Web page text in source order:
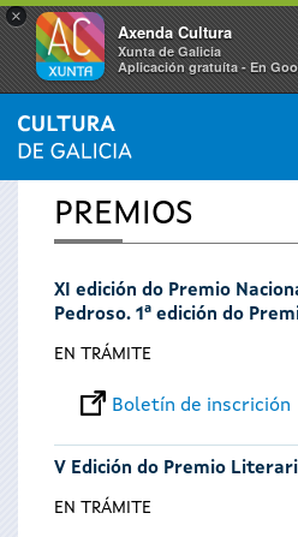
×
Axenda Cultura
Xunta de Galicia
Aplicación gratuíta - En
Vostede
está
aquí
INICIO
PREMIOS
XI edición do Premio
Pedroso. 1ª edición do
EN TRÁMITE
Boletín de inscrición
V Edición do Premio
EN TRÁMITE